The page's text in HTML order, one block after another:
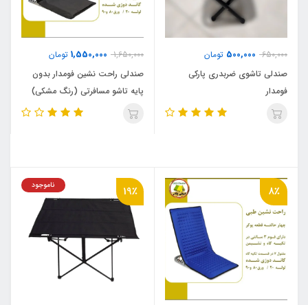
650,000
500,000 تومان
صندلی تاشوی ضربدری پارکی
فومدار
1,650,000
1,550,000 تومان
صندلی راحت نشین فومدار بدون
پایه تاشو مسافرتی (رنگ مشکی)
دیجی چادر
8٪ 19٪ ناموجود